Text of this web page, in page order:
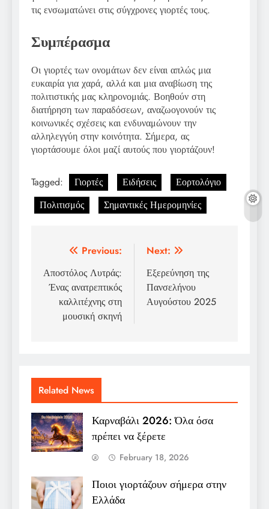
τις ενσωματώνει στις σύγχρονες γιορτές τους.
Συμπέρασμα
Οι γιορτές των ονομάτων δεν είναι απλώς μια
ευκαιρία για χαρά, αλλά και μια αναβίωση της
πολιτιστικής μας κληρονομιάς. Βοηθούν στη
διατήρηση των παραδόσεων, αναζωογονούν τις
κοινωνικές σχέσεις και ενδυναμώνουν την
αλληλεγγύη στην κοινότητα. Σήμερα, ας
γιορτάσουμε όλοι μαζί αυτούς που γιορτάζουν!
Tagged: Γιορτές Ειδήσεις
Εορτολόγιο
Πολιτισμός
Σημαντικές Ημερομηνίες
Post
navigation
Previous:
Αποστόλος Λυτράς:
Ένας ανατρεπτικός
καλλιτέχνης στη
μουσική σκηνή
Next:
Εξερεύνηση της
Πανσελήνου
Αυγούστου 2025
Related News
Καρναβάλι 2026: Όλα όσα
πρέπει να ξέρετε
February 18, 2026
Ποιοι γιορτάζουν σήμερα στην
Ελλάδα